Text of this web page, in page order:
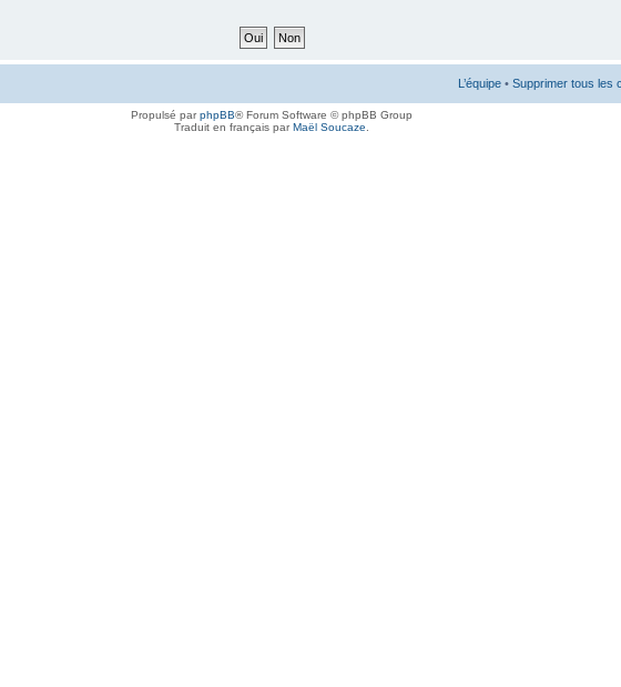
L’équipe • Supprimer tous les
Propulsé parphpBB® Forum Software © phpBB Group
Traduit en français parMaël Soucaze